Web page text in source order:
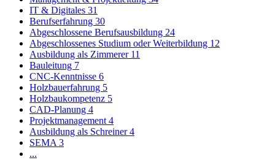
IT & Digitales 31
Berufserfahrung 30
Abgeschlossene Berufsausbildung 24
Abgeschlossenes Studium oder Weiterbildung 12
Ausbildung als Zimmerer 11
Bauleitung 7
CNC-Kenntnisse 6
Holzbauerfahrung 5
Holzbaukompetenz 5
CAD-Planung 4
Projektmanagement 4
Ausbildung als Schreiner4
SEMA 3
...